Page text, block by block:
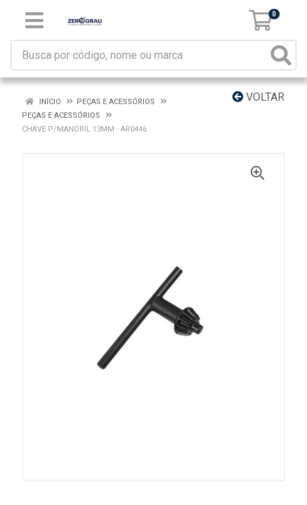
0
VOLTAR
INÍCIO
PEÇAS E ACESSÓRIOS
PEÇAS E ACESSÓRIOS
CHAVE P/MANDRIL 13MM - AR0446